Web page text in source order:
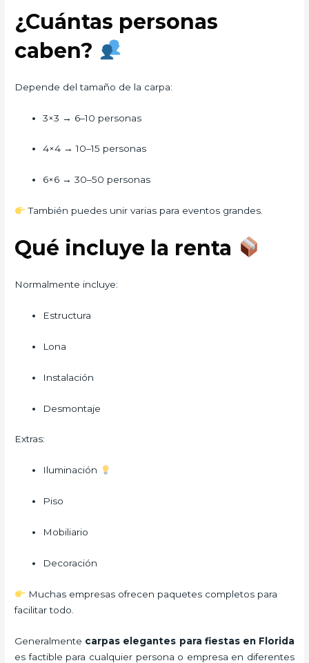
¿Cuántas personas
caben?
Depende del tamaño de la carpa:
3×3 → 6–10 personas
4×4 → 10–15 personas
6×6 → 30–50 personas
También puedes unir varias para eventos grandes.
Qué incluye la renta
Normalmente incluye:
Estructura
Lona
Instalación
Desmontaje
Extras:
Iluminación
Piso
Mobiliario
Decoración
Muchas empresas ofrecen paquetes completos para
facilitar todo.
Generalmente carpas elegantes para fiestas en Florida
es factible para cualquier persona o empresa en diferentes